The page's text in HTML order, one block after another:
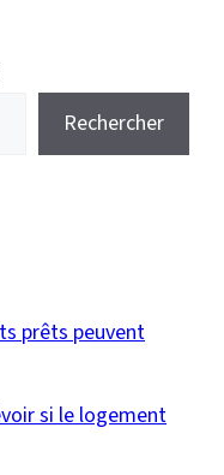
Rechercher
prêts peuvent
si le logement